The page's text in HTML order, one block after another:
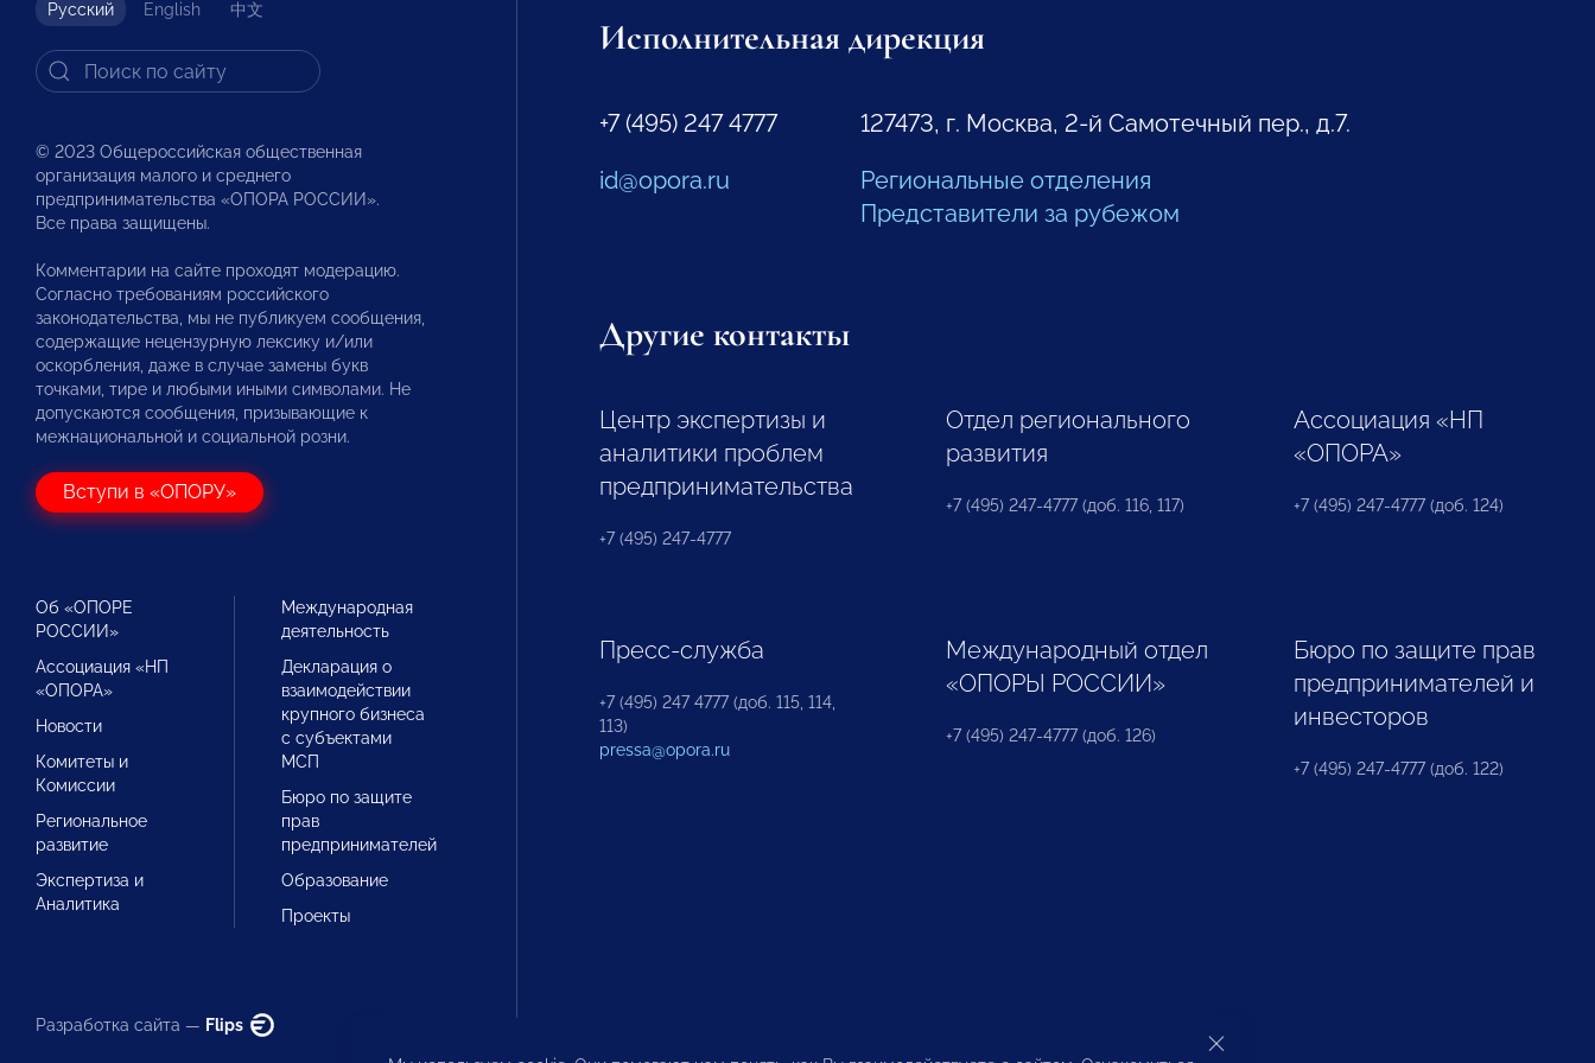
Русский English 中文
© 2023 Общероссийская общественная
организация малого и среднего
предпринимательства «ОПОРА РОССИИ».
Все права защищены.
Комментарии на сайте проходят модерацию.
Согласно требованиям российского
законодательства, мы не публикуем сообщения,
содержащие нецензурную лексику и/или
оскорбления, даже в случае замены букв
точками, тире и любыми иными символами. Не
допускаются сообщения, призывающие к
межнациональной и социальной розни.
Вступи в «ОПОРУ»
Об «ОПОРЕ
РОССИИ»
Ассоциация «НП
«ОПОРА»
Новости
Комитеты и
Комиссии
Региональное
развитие
Экспертиза и
Аналитика
Международная
деятельность
Декларация о
взаимодействии
крупного бизнеса
с субъектами
МСП
Бюро по защите
прав
предпринимателей
Образование
Проекты
Разработка сайта — Flips
Исполнительная дирекция
+7 (495) 247 4777
id@opora.ru
127473, г. Москва, 2-й Самотечный пер., д.7.
Региональные отделения
Представители за рубежом
Другие контакты
Центр экспертизы и
аналитики проблем
предпринимательства
+7 (495) 247-4777
Отдел регионального
развития
+7 (495) 247-4777 (доб. 116, 117)
Ассоциация «НП
«ОПОРА»
+7 (495) 247-4777 (доб. 124)
Пресс-служба
+7 (495) 247 4777 (доб. 115, 114,
113)
pressa@opora.ru
Международный отдел
«ОПОРЫ РОССИИ»
+7 (495) 247-4777 (доб. 126)
Бюро по защите прав
предпринимателей и
инвесторов
+7 (495) 247-4777 (доб. 122)